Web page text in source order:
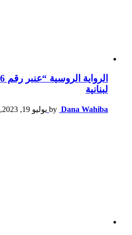
لبنانية
by Dana Wahiba يوليو 19, 2023, 2:32 م